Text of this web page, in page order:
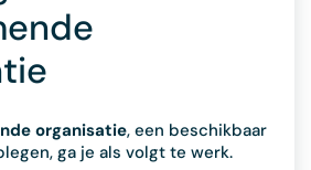
organisatie, een beschikbaar
ga je als volgt te werk.